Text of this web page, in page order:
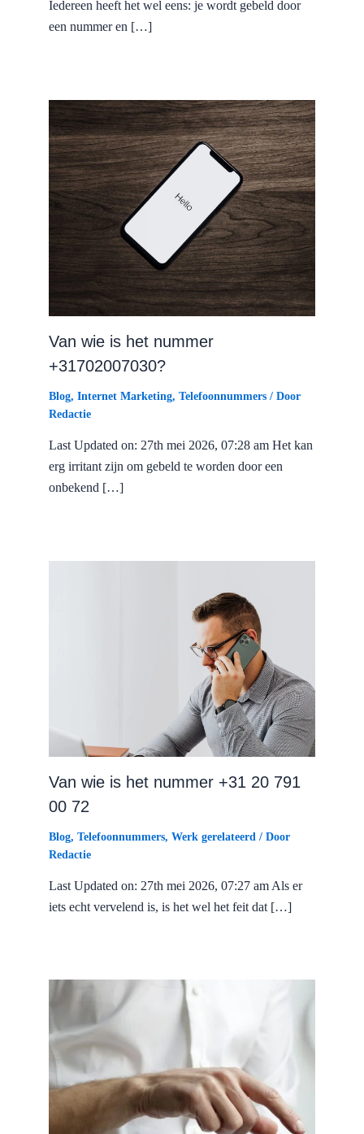
Iedereen heeft het wel eens: je wordt gebeld door
een nummer en […]
Van wie is het nummer
+31702007030?
Blog, Internet Marketing, Telefoonnummers / Door
Redactie
Last Updated on: 27th mei 2026, 07:28 am Het kan
erg irritant zijn om gebeld te worden door een
onbekend […]
Van wie is het nummer +31 20 791
00 72
Blog, Telefoonnummers, Werk gerelateerd / Door
Redactie
Last Updated on: 27th mei 2026, 07:27 am Als er
iets echt vervelend is, is het wel het feit dat […]